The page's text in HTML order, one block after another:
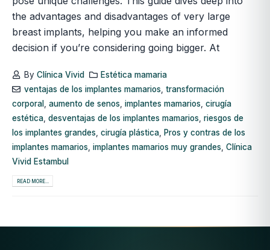
the advantages and disadvantages of very large
breast implants, helping you make an informed
decision if you’re considering going bigger. At
By Clínica Vivid
Estética mamaria
ventajas de los implantes mamarios, transformación
corporal
aumento de senos implantes mamarios cirugía
estética desventajas de los implantes mamarios riesgos de
los implantes grandes cirugía plástica
Pros y contras de los
implantes mamarios implantes mamarios muy grandes Clínica
Vivid Estambul
READ MORE...